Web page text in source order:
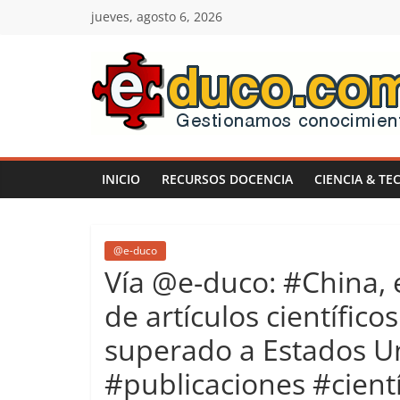
jueves, agosto 6, 2026
E-
duco:
Gestión
del
Conocimiento
Learn
more.
Do
INICIO RECURSOS DOCENCIA CIENCIA &
@e-duco
Vía @e-duco:
de artículos
superado a Estados
#publicaciones